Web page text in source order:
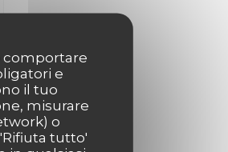
comportare
e
il tuo
misurare
o
tutto'